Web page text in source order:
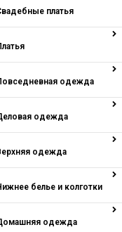
платья
одежда
одежда
одежда
белье и колготки
одежда